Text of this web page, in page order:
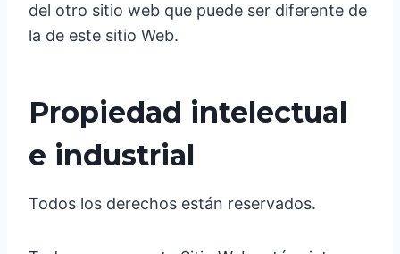
del otro sitio web que puede ser diferente de
la de este sitio Web.
Propiedad intelectual
e industrial
Todos los derechos están reservados.